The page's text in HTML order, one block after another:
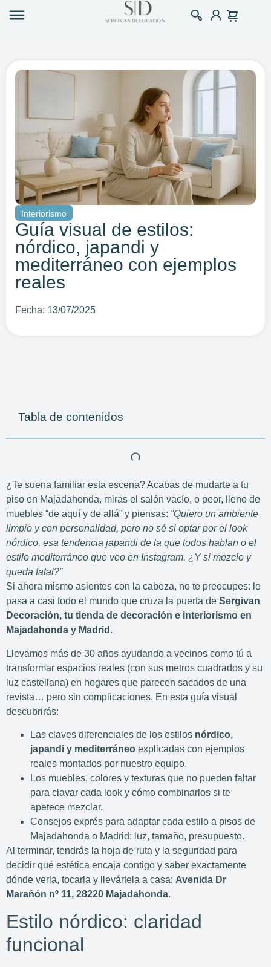
Interiorismo
Guía visual de estilos:
nórdico, japandi y
mediterráneo con ejemplos
reales
Fecha: 13/07/2025
Tabla de contenidos
¿Te suena familiar esta escena? Acabas de mudarte a tu
piso en Majadahonda, miras el salón vacío, o peor, lleno de
muebles “de aquí y de allá” y piensas: “Quiero un ambiente
limpio y con personalidad, pero no sé si optar por el look
nórdico, esa tendencia japandi de la que todos hablan o el
estilo mediterráneo que veo en Instagram. ¿Y si mezclo y
queda fatal?”
Si ahora mismo asientes con la cabeza, no te preocupes: le
pasa a casi todo el mundo que cruza la puerta de Sergivan
Decoración, tu tienda de decoración e interiorismo en
Majadahonda y Madrid .
Llevamos más de 30 años ayudando a vecinos como tú a
transformar espacios reales (con sus metros cuadrados y su
luz castellana) en hogares que parecen sacados de una
revista… pero sin complicaciones. En esta guía visual
descubrirás:
Las claves diferenciales de los estilos nórdico,
japandi y mediterráneo explicadas con ejemplos
reales montados por nuestro equipo.
Los muebles, colores y texturas que no pueden faltar
para clavar cada look y cómo combinarlos si te
apetece mezclar.
Consejos exprés para adaptar cada estilo a pisos de
Majadahonda o Madrid: luz, tamaño, presupuesto.
Al terminar, tendrás la hoja de ruta y la seguridad para
decidir qué estética encaja contigo y saber exactamente
dónde verla, tocarla y llevártela a casa: Avenida Dr
Marañón nº 11, 28220 Majadahonda.
Estilo nórdico: claridad
funcional